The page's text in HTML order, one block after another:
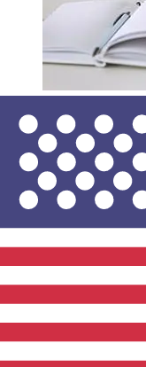
¿Qué tan
Estonia
Los tiempos de
internacionales con
Miembros del Euro
método de pago y
Normalmente, las
internacionales
Factores como los
seguridad también
Comprueba los